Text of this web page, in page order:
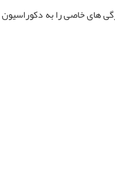
های خاصی را به